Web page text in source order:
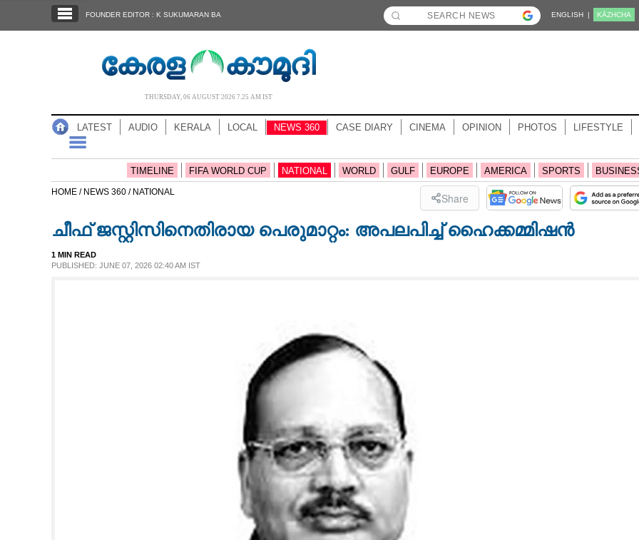
NOTIFIED NEWS
FOUNDER EDITOR : K SUKUMARAN BA ENGLISH | KĀZHCHA
THURSDAY, 06 AUGUST 2026 7.25 AM IST
LATEST AUDIO KERALA LOCAL NEWS 360 CASE DIARY CINEMA OPINION PHOTOS LIFESTYLE
TIMELINE FIFA WORLD CUP NATIONAL WORLD GULF EUROPE AMERICA SPORTS
HOME / NEWS 360 / NATIONAL Share
ചീഫ് ജസ്റ്റിസിനെതിരായ പെരുമാറ്റം: അപലപിച്ച് ഹൈക്കമ്മിഷൻ
1 MIN READ
PUBLISHED: JUNE 07, 2026 02:40 AM IST